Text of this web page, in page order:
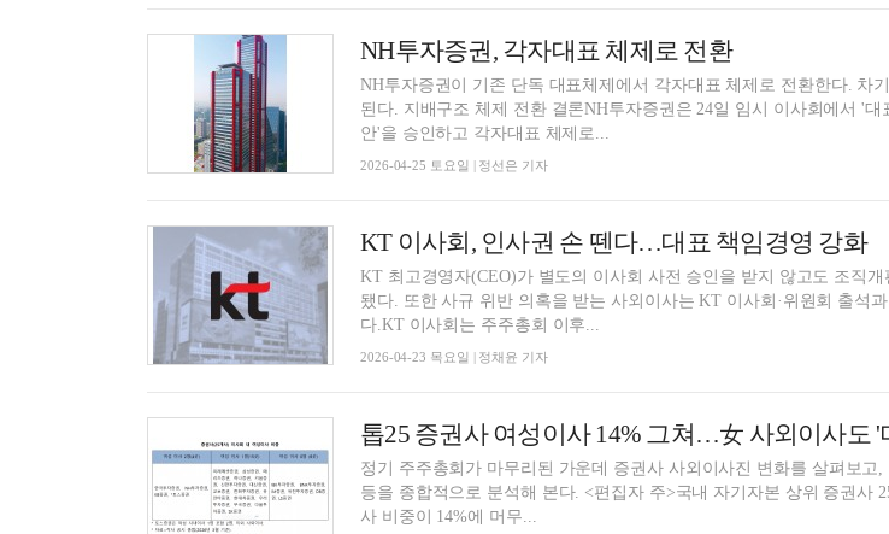
NH투자증권, 각자대표 체제로 전환
NH투자증권이 기존 단독 대표체제에서 각자대표 체제로 전환한다. 차
된다. 지배구조 체제 전환 결론NH투자증권은 24일 임시 이사회에서 '대
안'을 승인하고 각자대표 체제로...
2026-04-25 토요일 | 정선은 기자
KT 이사회, 인사권 손 뗀다…대표 책임경영 강화
KT 최고경영자(CEO)가 별도의 이사회 사전 승인을 받지 않고도 조직개
됐다. 또한 사규 위반 의혹을 받는 사외이사는 KT 이사회·위원회 출석
다.KT 이사회는 주주총회 이후...
2026-04-23 목요일 | 정채윤 기자
정기 주주총회가 마무리된 가운데 증권사 사외이사진 변화를 살펴보고
등을 종합적으로 분석해 본다. <편집자 주>국내 자기자본 상위 증권사
사 비중이 14%에 머무...